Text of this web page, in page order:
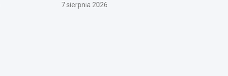
7 sierpnia 2026